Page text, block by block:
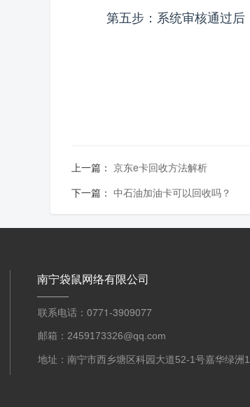
第五步：系统审核通过后
上一篇： 京东e卡回收方法解析
下一篇： 中石油加油卡可以回收吗？
南宁袋鼠网络有限公司
联系电话：0771-3909077
邮箱：2459173326@qq.com
地址：南宁市西乡塘区科园大道52-1号嘉华绿洲